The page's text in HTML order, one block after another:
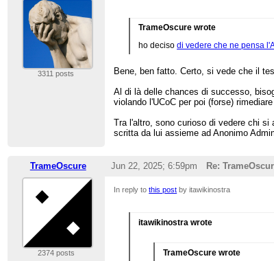
3311 posts
TrameOscure wrote
ho decisodi vedere che ne pensa
Bene, ben fatto. Certo, si vede che il
Al di là delle chances di successo,
violando l'UCoC per poi (forse)
Tra l'altro, sono curioso di vedere chi
scritta da lui assieme ad Anonimo
TrameOscure Jun 22, 2025; 6:59pm Re:
2374 posts
In reply tothis post by itawikinostra
itawikinostra wrote
TrameOscure wrote